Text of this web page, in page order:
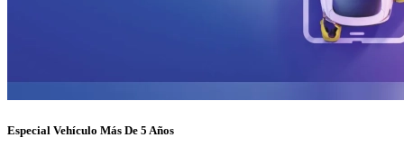
Especial Vehículo Más De 5 Años